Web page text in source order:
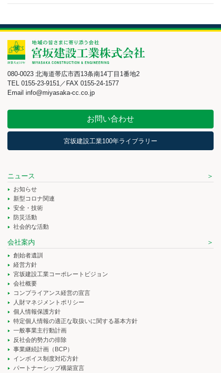
080-0023 北海道帯広市西13条南14丁目1番地2
TEL 0155-23-9151／FAX 0155-24-1577
Email info@miyasaka-cc.co.jp
お問い合わせ
宮坂建設工業100年ライブラリー
ニュース
お知らせ
新型コロナ関連
安全・技術
防災活動
社会的な活動
会社案内
創始者遺訓
経営方針
宮坂建設工業コーポレートビジョン
会社概要
コンプライアンス経営の宣言
人財マネジメントポリシー
個人情報保護方針
特定個人情報の適正な取扱いに関する基本方針
一般事業主行動計画
反社会的勢力の排除
事業継続計画（BCP）
インボイス制度対応方針
パートナーシップ構築宣言